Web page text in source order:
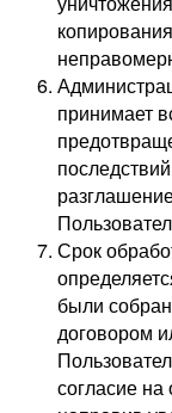
принимает
Срок
были
договором
согласие